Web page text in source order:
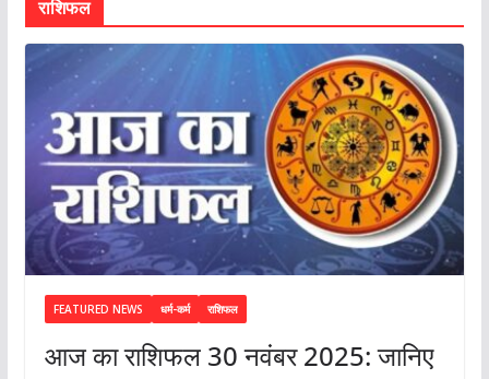
राशिफल
FEATURED NEWS धर्म-कर्म राशिफल
आज का राशिफल 30 नवंबर 2025: जानिए